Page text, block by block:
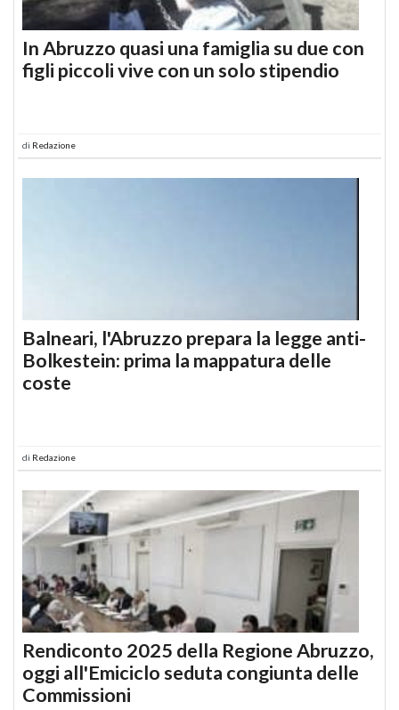
In Abruzzo quasi una famiglia su due con
figli piccoli vive con un solo stipendio
di Redazione
Balneari, l'Abruzzo prepara la legge anti-
Bolkestein: prima la mappatura delle
coste
di Redazione
Rendiconto 2025 della Regione Abruzzo,
oggi all'Emiciclo seduta congiunta delle
Commissioni